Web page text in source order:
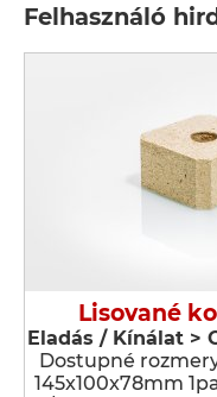
Felhasználó
Lisované
Eladás / Kínálat >
Dostupné
145x100x78mm